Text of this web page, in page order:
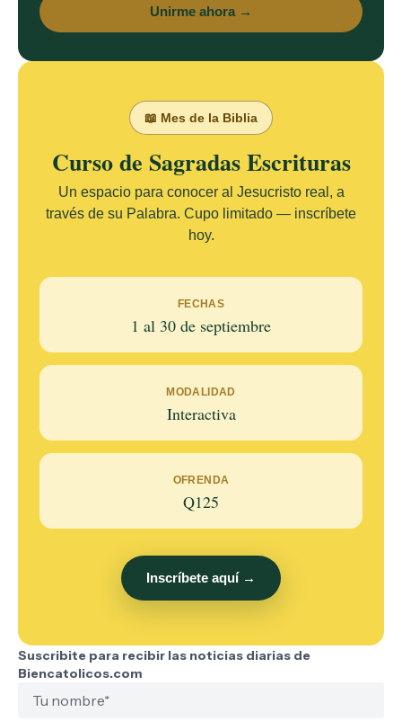
Unirme ahora →
📖 Mes de la Biblia
Curso de Sagradas Escrituras
Un espacio para conocer al Jesucristo real, a
través de su Palabra. Cupo limitado — inscríbete
hoy.
FECHAS
1 al 30 de septiembre
MODALIDAD
Interactiva
OFRENDA
Q125
Inscríbete aquí →
Suscribite para recibir las noticias diarias de
Biencatolicos.com